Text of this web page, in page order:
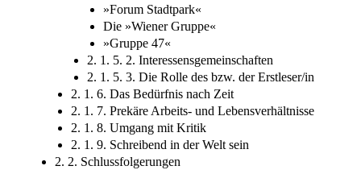
»Forum Stadtpark«
Die »Wiener Gruppe«
»Gruppe 47«
2. 1. 5. 2. Interessensgemeinschaften
2. 1. 5. 3. Die Rolle des bzw. der Erstleser/in
2. 1. 6. Das Bedürfnis nach Zeit
2. 1. 7. Prekäre Arbeits- und Lebensverhältnisse
2. 1. 8. Umgang mit Kritik
2. 1. 9. Schreibend in der Welt sein
2. 2. Schlussfolgerungen